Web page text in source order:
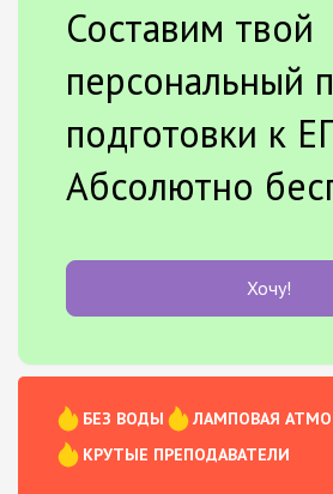
Составим твой
персональный
подготовки к
Абсолютно
Хочу!
БЕЗ ВОДЫ
ЛАМПОВАЯ
КРУТЫЕ ПРЕПОДАВАТЕЛИ